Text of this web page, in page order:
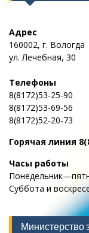
Адрес
160002, г. Вологда
ул. Лечебная, 30
Телефоны
8(8172)53-25-90
8(8172)53-69-56
8(8172)52-20-73
Горячая линия
Часы работы
Суббота и
Министерство